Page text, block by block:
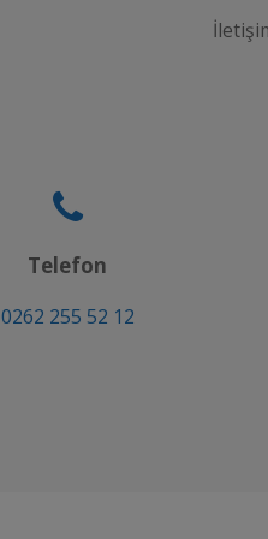
Telefon
0262 255 52 12